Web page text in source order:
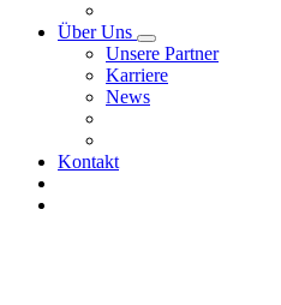
Über Uns
Unsere Partner
Karriere
News
Kontakt